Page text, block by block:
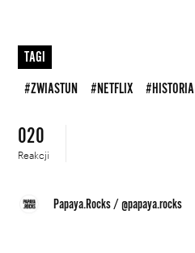
TAGI
#ZWIASTUN #NETFLIX #HISTORIA
020
Reakcji
Papaya.Rocks /@papaya.rocks